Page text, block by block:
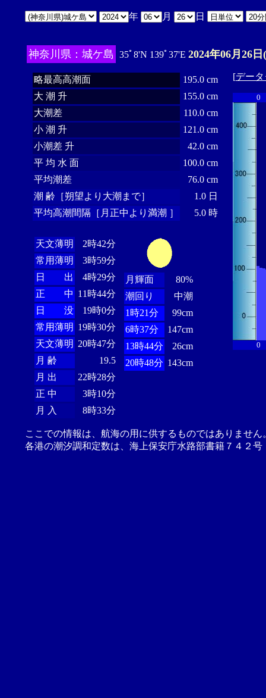
年 月 日
神奈川県：城ケ島 35ﾟ8'N 139ﾟ37'E 2024年06月26
略最高高潮面
195.0 cm
大 潮 升
155.0 cm
大潮差
110.0 cm
小 潮 升
121.0 cm
小潮差 升
42.0 cm
平 均 水 面
100.0 cm
平均潮差
76.0 cm
潮 齢［朔望より大潮まで］
1.0 日
平均高潮間隔［月正中より満潮 ］
5.0 時
天文薄明
2時42分
常用薄明
3時59分
日 出
4時29分
正 中 11時44分
日 没
19時0分
常用薄明 19時30分
天文薄明 20時47分
月 齢
19.5
月 出
22時28分
正 中
3時10分
月 入
8時33分
月輝面
80%
潮回り
中潮
1時21分
99cm
6時37分
147cm
13時44分
26cm
20時48分 143cm
[デー
0
0
ここでの情報は、航海の用に供するものではありませ
各港の潮汐調和定数は、海上保安庁水路部書籍７４２